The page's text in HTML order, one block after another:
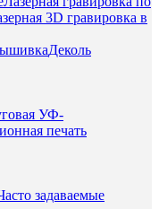
3D гравировка в
Деколь
УФ-
печать
задаваемые